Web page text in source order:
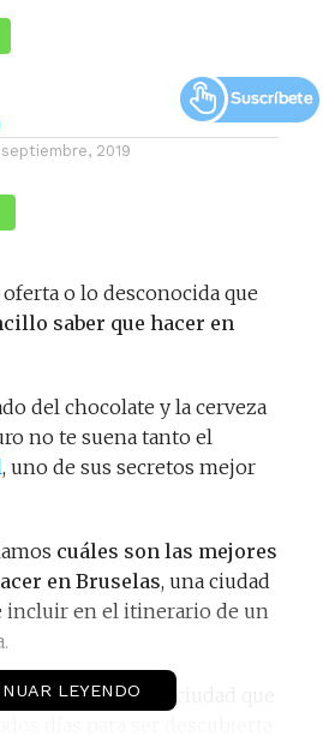
2019
oferta o lo desconocida que
saber que hacer en
del chocolate y la cerveza
no te suena tanto el
, uno de sus secretos mejor
cuáles son las mejores
en Bruselas, una ciudad
incluir en el itinerario de un
Bruselas es una ciudad que
LEYENDO